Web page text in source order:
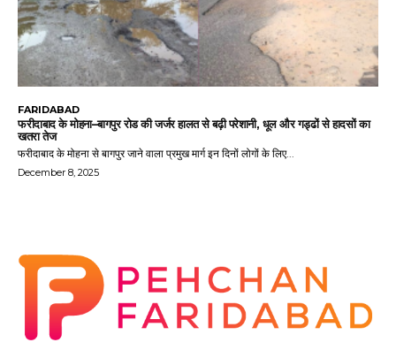
FARIDABAD
फरीदाबाद के मोहना–बागपुर रोड की जर्जर हालत से बढ़ी परेशानी, धूल और गड्ढों से हादसों का
खतरा तेज
फरीदाबाद के मोहना से बागपुर जाने वाला प्रमुख मार्ग इन दिनों लोगों के लिए...
December 8, 2025